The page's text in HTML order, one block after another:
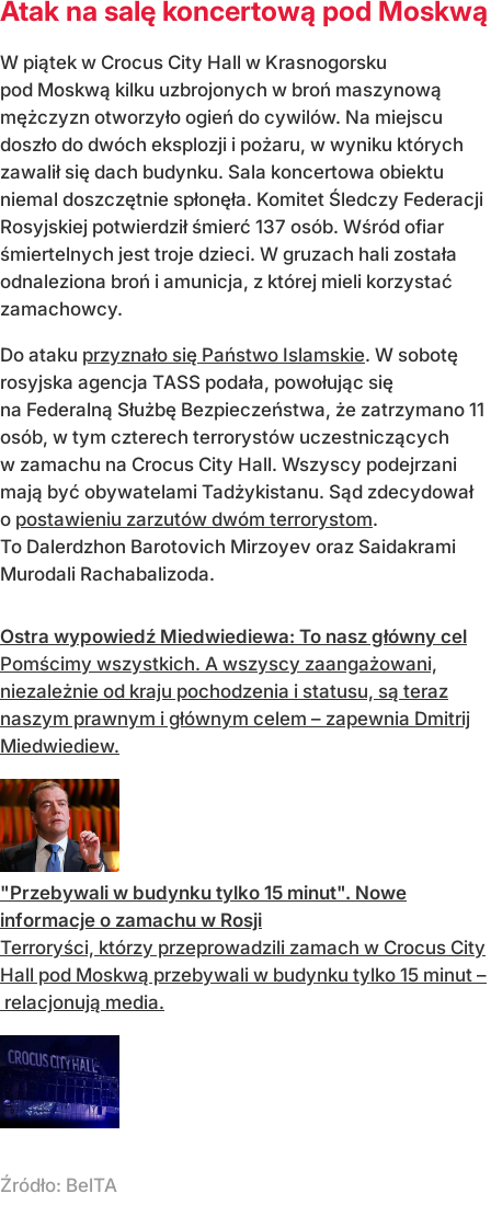
Atak na salę koncertową pod Moskwą
W piątek w Crocus City Hall w Krasnogorsku
pod Moskwą kilku uzbrojonych w broń maszynową
mężczyzn otworzyło ogień do cywilów. Na miejscu
doszło do dwóch eksplozji i pożaru, w wyniku których
zawalił się dach budynku. Sala koncertowa obiektu
niemal doszczętnie spłonęła. Komitet Śledczy Federacji
Rosyjskiej potwierdził śmierć 137 osób. Wśród ofiar
śmiertelnych jest troje dzieci. W gruzach hali została
odnaleziona broń i amunicja, z której mieli korzystać
zamachowcy.
Do ataku przyznało się Państwo Islamskie. W sobotę
rosyjska agencja TASS podała, powołując się
na Federalną Służbę Bezpieczeństwa, że zatrzymano 11
osób, w tym czterech terrorystów uczestniczących
w zamachu na Crocus City Hall. Wszyscy podejrzani
mają być obywatelami Tadżykistanu. Sąd zdecydował
o postawieniu zarzutów dwóm terrorystom.
To Dalerdzhon Barotovich Mirzoyev oraz Saidakrami
Murodali Rachabalizoda.
Ostra wypowiedź Miedwiediewa: To nasz główny cel
Pomścimy wszystkich. A wszyscy zaangażowani,
niezależnie od kraju pochodzenia i statusu, są teraz
naszym prawnym i głównym celem – zapewnia Dmitrij
Miedwiediew.
"Przebywali w budynku tylko 15 minut". Nowe
informacje o zamachu w Rosji
Terroryści, którzy przeprowadzili zamach w Crocus City
Hall pod Moskwą przebywali w budynku tylko 15 minut –
relacjonują media.
Źródło: BelTA